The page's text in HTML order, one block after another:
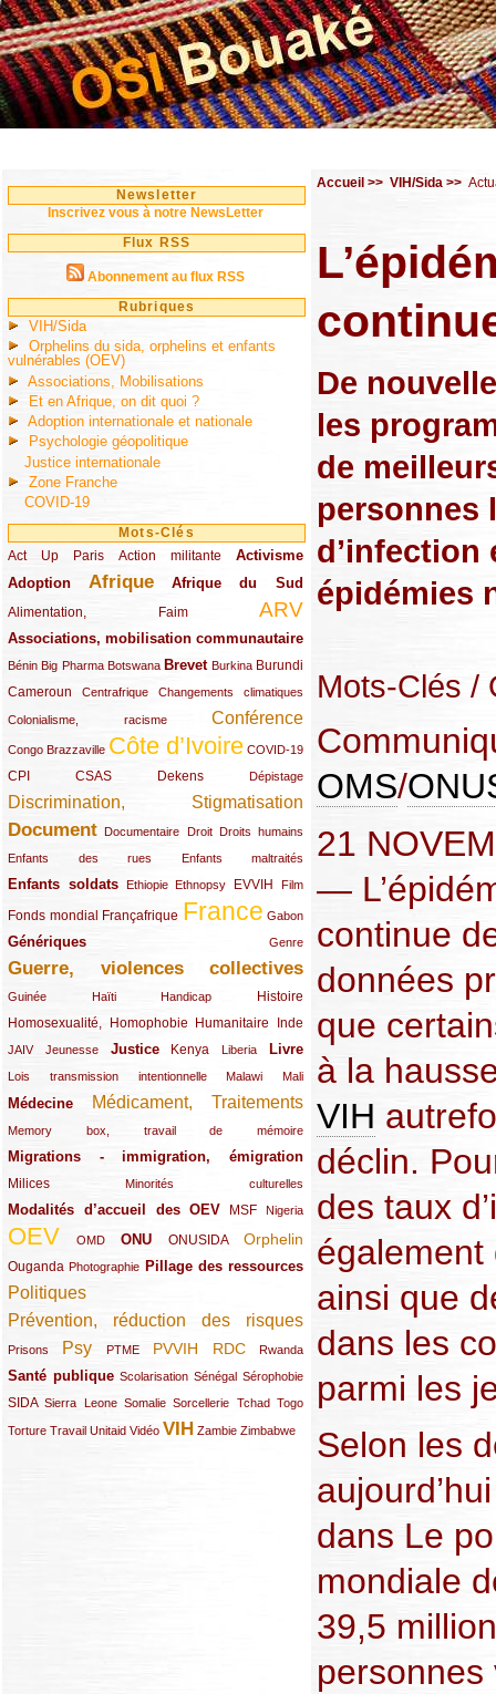
Newsletter
Inscrivez vous à notre NewsLetter
Flux RSS
Abonnement au flux RSS
Rubriques
VIH/Sida
Orphelins du sida, orphelins et enfants
vulnérables (OEV)
Associations, Mobilisations
Et en Afrique, on dit quoi ?
Adoption internationale et nationale
Psychologie géopolitique
Justice internationale
Zone Franche
COVID-19
Mots-Clés
Act Up Paris
(49/289) Action militante
(32/289) Activisme
(73/289)
Adoption
(82/289) Afrique
(161/289) Afrique du Sud
(73/289)
Alimentation, Faim
(48/289) ARV
(203/289)
Associations, mobilisation communautaire
(65/289)
Bénin
(13/289)Big Pharma
(16/289) Botswana
(9/289) Brevet
(83/289) Burkina
(18/289) Burundi
(30/289)
Cameroun
(47/289) Centrafrique
(23/289) Changements climatiques
(10/289)
Colonialisme, racisme
(19/289) Conférence
(118/289)
Congo Brazzaville
(24/289) Côte d’Ivoire
(263/289) COVID-19
(13/289)
CPI
(48/289) CSAS
(32/289) Dekens
(29/289) Dépistage
(19/289)
Discrimination, Stigmatisation
(131/289)
Document
(145/289) Documentaire
(9/289) Droit
(20/289) Droits humains
(22/289)
Enfants des rues
(21/289) Enfants maltraités
(10/289)
Enfants soldats
(68/289) Ethiopie
(12/289) Ethnopsy
(15/289) EVVIH
(55/289) Film
(22/289)
Fonds mondial
(48/289) Françafrique
(39/289) France
(289/289) Gabon
(12/289)
Génériques
(59/289) Genre
(22/289)
Guerre, violences collectives
(149/289)
Guinée
(12/289) Haïti
(15/289) Handicap
(10/289) Histoire
(49/289)
Homosexualité, Homophobie
(44/289) Humanitaire
(47/289) Inde
(34/289)
JAIV
(10/289)Jeunesse
(21/289) Justice
(65/289) Kenya
(35/289) Liberia
(25/289) Livre
(62/289)
Lois transmission intentionnelle
(24/289) Malawi
(11/289) Mali
(21/289)
Médecine
(62/289) Médicament, Traitements
(142/289)
Memory box, travail de mémoire
(11/289)
Migrations - immigration, émigration
(67/289)
Milices
(34/289) Minorités culturelles
(15/289)
Modalités d’accueil des OEV
(58/289) MSF
(54/289) Nigeria
(27/289)
OEV
(269/289) OMD
(26/289) ONU
(58/289) ONUSIDA
(44/289) Orphelin
(112/289)
Ouganda
(29/289) Photographie
(27/289) Pillage des ressources
(77/289)
Politiques
(120/289)
Prévention, réduction des risques
(131/289)
Prisons
(22/289) Psy
(119/289) PTME
(12/289) PVVIH
(111/289) RDC
(104/289) Rwanda
(23/289)
Santé publique
(59/289) Scolarisation
(9/289) Sénégal
(13/289) Sérophobie
(19/289)
SIDA
(29/289)Sierra Leone
(13/289) Somalie
(12/289) Sorcellerie
(19/289) Tchad
(10/289) Togo
(15/289)
Torture
(17/289)Travail
(21/289) Unitaid
(26/289) Vidéo
(23/289) VIH
(154/289) Zambie
(12/289) Zimbabwe
(21/289)
Accueil >> VIH/Sida >>
De
les
de
personnes
d’infection
épidémies
Mots-Clés /
OMS/
21
—
continue
données
que
à la
VIH
déclin.
des taux
également
ainsi que
dans les
parmi les
Selon les
dans Le
mondiale
39,5